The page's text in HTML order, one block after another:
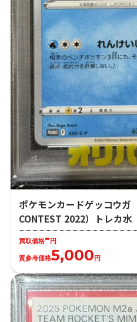
ポケモンカードゲッコウガ
CONTEST 2022）トレカ水
買取価格-円
質参考価格5,000円